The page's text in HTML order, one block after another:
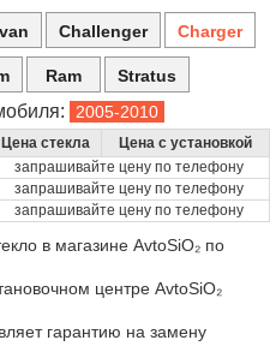
Challenger Charger
Ram Stratus
Цена стекла
Цена с установкой
запрашивайте цену по телефону
запрашивайте цену по телефону
запрашивайте цену по телефону
в магазине AvtoSiO₂ по
центре AvtoSiO₂
гарантию на замену